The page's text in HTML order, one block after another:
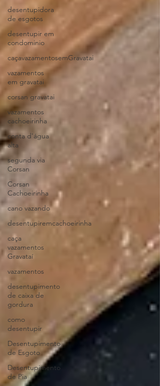
desentupidora
de esgotos
desentupir em
condominio
caçavazamentosemGravatai
vazamentos
em gravatai
corsan gravatai
vazamentos
cachoeirinha
conta d'água
alta
segunda via
Corsan
Corsan
Cachoeirinha
cano vazando
desentupiremcachoeirinha
caça
vazamentos
Gravataí
vazamentos
desentupimento
de caixa de
gordura
como
desentupir
Desentupimento
de Esgoto
Desentupimento
de Pia